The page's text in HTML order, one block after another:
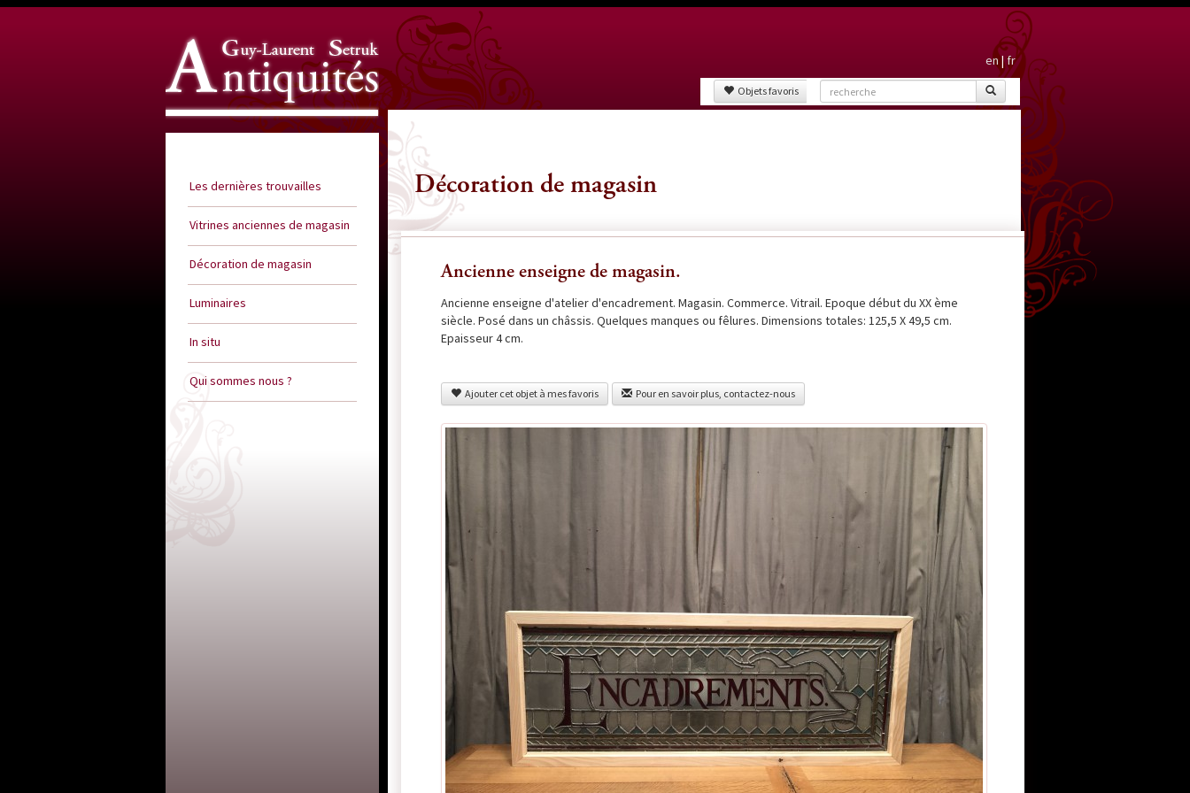
Les dernières trouvailles
Vitrines anciennes de magasin
Décoration de magasin
Luminaires
In situ
Qui sommes nous ?
en|fr
Objets favoris
Décoration de magasin
Ancienne enseigne de magasin.
Ancienne enseigne d'atelier d'encadrement. Magasin. Commerce. Vitrail. Epoque début du XX ème
siècle. Posé dans un châssis. Quelques manques ou fêlures. Dimensions totales: 125,5 X 49,5 cm.
Epaisseur 4 cm.
Ajouter cet objet à mes favoris Pour en savoir plus, contactez-nous